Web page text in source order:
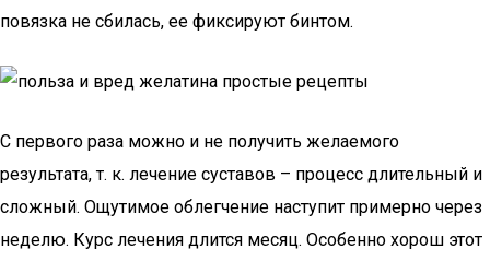
повязка не сбилась, ее фиксируют бинтом.
С первого раза можно и не получить желаемого
результата, т. к. лечение суставов – процесс длительный и
сложный. Ощутимое облегчение наступит примерно через
неделю. Курс лечения длится месяц. Особенно хорош этот